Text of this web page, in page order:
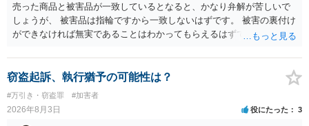
売った商品と被害品が一致しているとなると、かなり弁解が苦しいで
しょうが、 被害品は指輪ですから一致しないはずです。 被害の裏付け
ができなければ無実であることはわかってもらえるはずです。
窃盗起訴、執行猶予の可能性は？
#万引き・窃盗罪 #加害者
2026年8月3日 役にたった 3